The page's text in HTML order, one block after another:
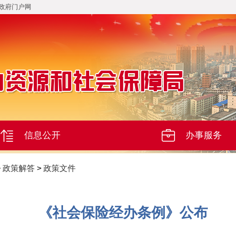
府门户网
信息公开 办事服务
政策解答 > 政策文件
《社会保险经办条例》公布